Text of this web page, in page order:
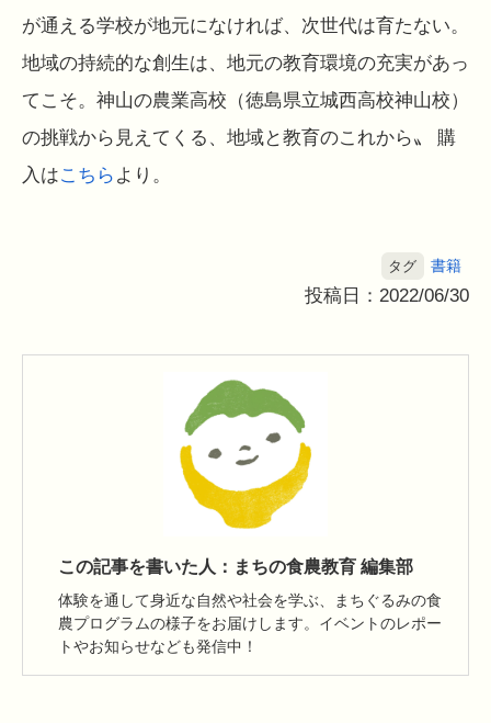
が通える学校が地元になければ、次世代は育たない。
地域の持続的な創生は、地元の教育環境の充実があっ
てこそ。神山の農業高校（徳島県立城西高校神山校）
の挑戦から見えてくる、地域と教育のこれから〟 購
入はこちら より。
タグ 書籍
投稿日：2022/06/30
この記事を書いた人：まちの食農教育 編集部
体験を通して身近な自然や社会を学ぶ、まちぐるみの食
農プログラムの様子をお届けします。イベントのレポー
トやお知らせなども発信中！